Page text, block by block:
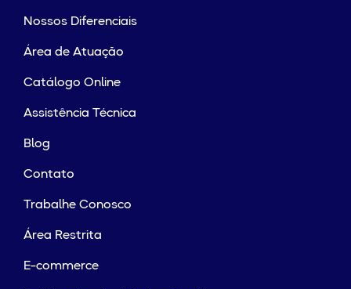
Nossos Diferenciais
Área de Atuação
Catálogo Online
Assistência Técnica
Blog
Contato
Trabalhe Conosco
Área Restrita
E-commerce